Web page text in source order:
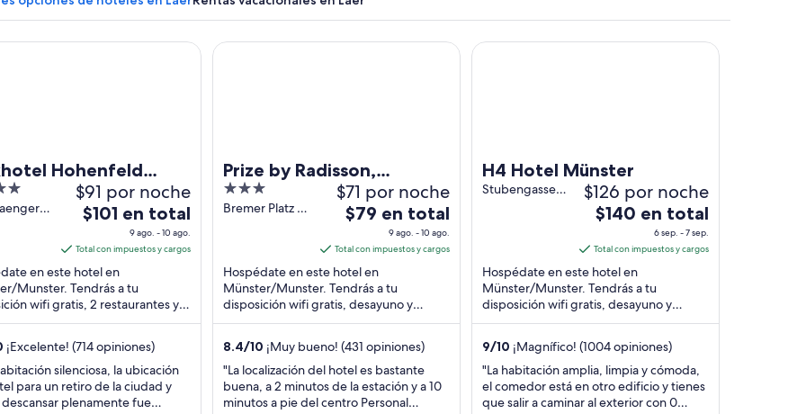
Hohenfeld
$91 por noche
El
es
de
$101
en
total
por
noche
del
9
$101 en total
9 ago. - 10 ago.
Total con impuestos y cargos
en este hotel en
Munster. Tendrás a tu
wifi gratis, 2 restaurantes y
Nuestros huéspedes
¡Excelente! (714 opiniones)
silenciosa, la ubicación
para un retiro de la ciudad y
plenamente fue
Hohenfeld Münster
Prize by Radisson,
Münster City
3
out
Bremer Platz 54
$71 por noche
El
es
de
$79
en
total
por
noche
del
9
$79 en total
9 ago. - 10 ago.
Total con impuestos y cargos
Hospédate en este hotel en
Münster/Munster. Tendrás a tu
disposición wifi gratis, desayuno y
servicio de recepción las 24 horas.
8.4/10 ¡Muy bueno! (431 opiniones)
"La localización del hotel es bastante
buena, a 2 minutos de la estación y a 10
minutos a pie del centro Personal
Prize by Radisson, Münster City
H4 Hotel Münster
Stubengasse
$126 por noche
El
es
de
$140
en
total
por
noche
del
6
$140 en total
6 sep. - 7 sep.
Total con impuestos y cargos
Hospédate en este hotel en
Münster/Munster. Tendrás a tu
disposición wifi gratis, desayuno y
estacionamiento. Nuestros huéspedes
9/10 ¡Magnífico! (1004 opiniones)
"La habitación amplia, limpia y cómoda,
el comedor está en otro edificio y tienes
que salir a caminar al exterior con 0
H4 Hotel Münster